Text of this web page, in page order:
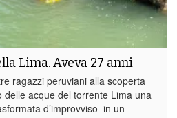
Lima. Aveva 27 anni
ragazzi peruviani alla scoperta
acque del torrente Lima una
d’improvviso in un